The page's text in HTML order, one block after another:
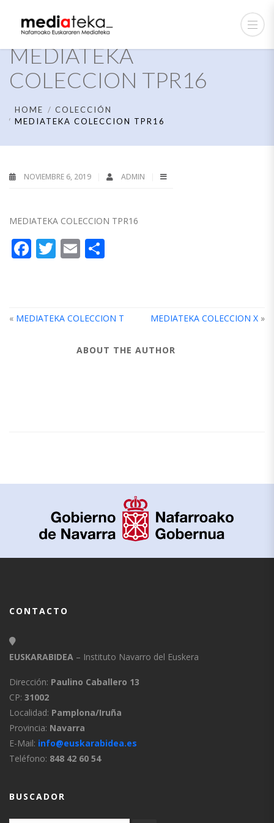
MEDIATEKA
COLECCION TPR16
HOME
COLECCIÓN
MEDIATEKA COLECCION TPR16
NOVIEMBRE 6, 2019 ADMIN
MEDIATEKA COLECCION TPR16
Facebook
Twitter
Email
« MEDIATEKA COLECCION T MEDIATEKA COLECCION X »
ABOUT THE AUTHOR
CONTACTO
EUSKARABIDEA – Instituto Navarro del Euskera
Dirección: Paulino Caballero 13
CP: 31002
Localidad: Pamplona/Iruña
Provincia: Navarra
E-Mail: info@euskarabidea.es
Teléfono: 848 42 60 54
BUSCADOR